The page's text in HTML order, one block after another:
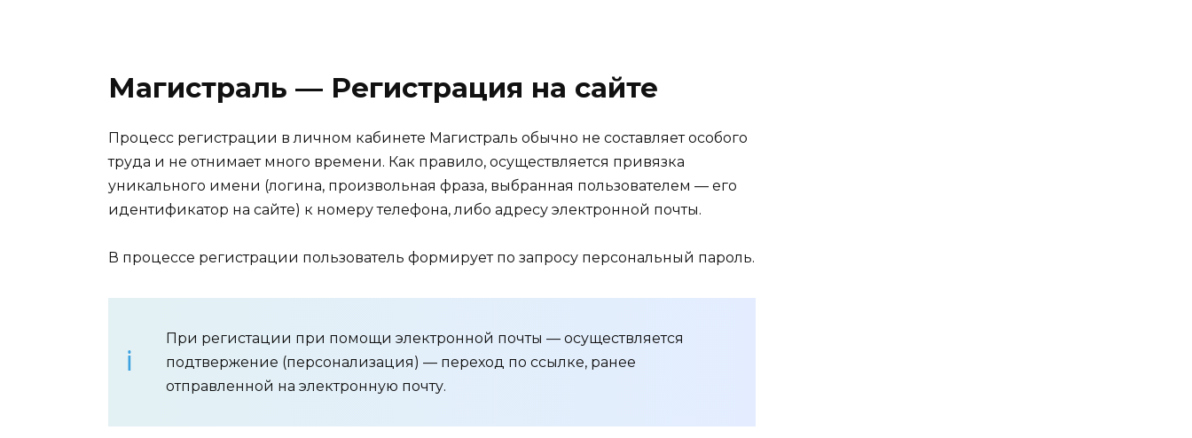
Магистраль — Регистрация на сайте
Процесс регистрации в личном кабинете Магистраль обычно не составляет особого
труда и не отнимает много времени. Как правило, осуществляется привязка
уникального имени (логина, произвольная фраза, выбранная пользователем — его
идентификатор на сайте) к номеру телефона, либо адресу электронной почты.
В процессе регистрации пользователь формирует по запросу персональный пароль.
При регистации при помощи электронной почты — осуществляется
подтвержение (персонализация) — переход по ссылке, ранее
отправленной на электронную почту.